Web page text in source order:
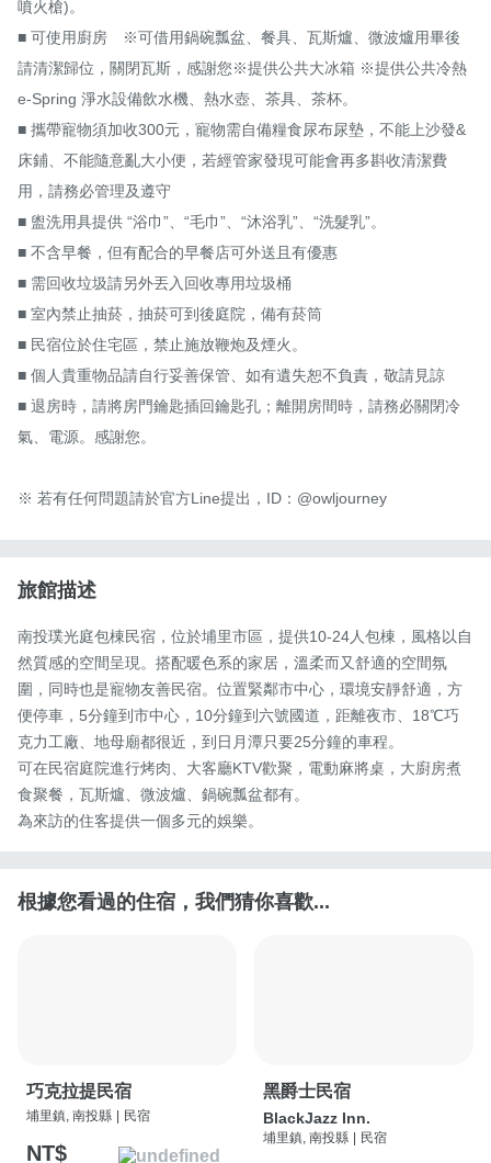
噴火槍)。
■ 可使用廚房　※可借用鍋碗瓢盆、餐具、瓦斯爐、微波爐用畢後
請清潔歸位，關閉瓦斯，感謝您※提供公共大冰箱 ※提供公共冷熱
e-Spring 淨水設備飲水機、熱水壺、茶具、茶杯。
■ 攜帶寵物須加收300元，寵物需自備糧食尿布尿墊，不能上沙發&
床鋪、不能隨意亂大小便，若經管家發現可能會再多斟收清潔費
用，請務必管理及遵守
■ 盥洗用具提供 “浴巾”、“毛巾”、“沐浴乳”、“洗髮乳”。
■ 不含早餐，但有配合的早餐店可外送且有優惠
■ 需回收垃圾請另外丟入回收專用垃圾桶
■ 室內禁止抽菸，抽菸可到後庭院，備有菸筒
■ 民宿位於住宅區，禁止施放鞭炮及煙火。
■ 個人貴重物品請自行妥善保管、如有遺失恕不負責，敬請見諒
■ 退房時，請將房門鑰匙插回鑰匙孔；離開房間時，請務必關閉冷
氣、電源。感謝您。
※ 若有任何問題請於官方Line提出，ID：@owljourney
旅館描述
南投璞光庭包棟民宿，位於埔里市區，提供10-24人包棟，風格以自
然質感的空間呈現。搭配暖色系的家居，溫柔而又舒適的空間氛
圍，同時也是寵物友善民宿。位置緊鄰市中心，環境安靜舒適，方
便停車，5分鐘到市中心，10分鐘到六號國道，距離夜市、18℃巧
克力工廠、地母廟都很近，到日月潭只要25分鐘的車程。
可在民宿庭院進行烤肉、大客廳KTV歡聚，電動麻將桌，大廚房煮
食聚餐，瓦斯爐、微波爐、鍋碗瓢盆都有。
為來訪的住客提供一個多元的娛樂。
根據您看過的住宿，我們猜你喜歡...
巧克拉提民宿
埔里鎮, 南投縣 | 民宿
NT$
黑爵士民宿
BlackJazz Inn.
埔里鎮, 南投縣 | 民宿